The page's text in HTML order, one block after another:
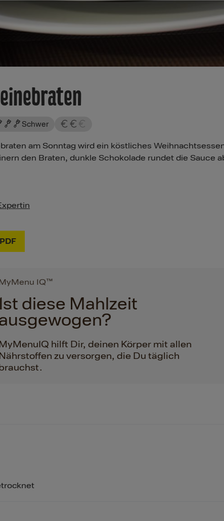
Schwer
am Sonntag wird ein köstliches
den Braten, dunkle Schokolade rundet die Sauce
PDF
IQ™
Ist diese Mahlzeit
hilft Dir, deinen Körper mit allen
zu versorgen, die Du täglich